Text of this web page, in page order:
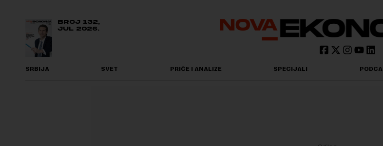
BROJ 132,
JUL 2026.
SRBIJA SVET PRIČE I ANALIZE SPECIJALI